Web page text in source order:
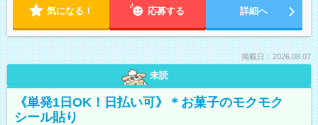
気になる！ 応募する 詳細へ
掲載日：2026.08.07
未読
《単発1日OK！日払い可》＊お菓子のモクモク
シール貼り